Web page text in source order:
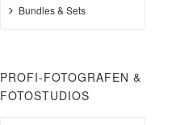
Bundles & Sets
PROFI-FOTOGRAFEN &
FOTOSTUDIOS